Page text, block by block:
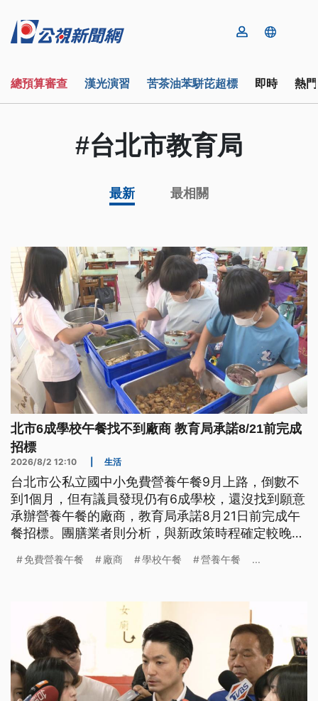
總預算審查 漢光演習 苦茶油苯駢芘超標 即時 熱
#台北市教育局
最新 最相關
北市6成學校午餐找不到廠商 教育局承諾8/21前完成
招標
2026/8/2 12:10 生活
台北市公私立國中小免費營養午餐9月上路，倒數不
到1個月，但有議員發現仍有6成學校，還沒找到願意
承辦營養午餐的廠商，教育局承諾8月21日前完成午
餐招標。團膳業者則分析，與新政策時程確定較晚、
免費營養午餐 廠商 學校午餐 營養午餐 ...